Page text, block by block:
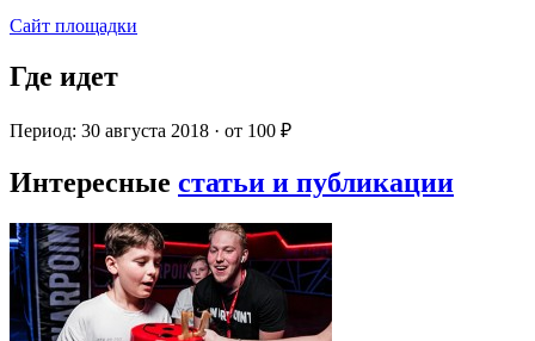
Сайт площадки
Где идет
Период: 30 августа 2018 · от 100 ₽
Интересные статьи и публикации